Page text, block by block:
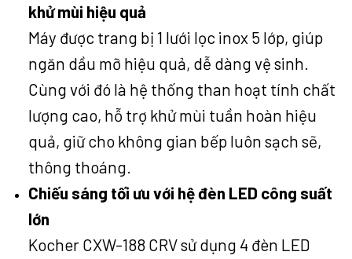
khử mùi hiệu quả
Máy được trang bị 1 lưới lọc inox 5 lớp, giúp
ngăn dầu mỡ hiệu quả, dễ dàng vệ sinh.
Cùng với đó là hệ thống than hoạt tính chất
lượng cao, hỗ trợ khử mùi tuần hoàn hiệu
quả, giữ cho không gian bếp luôn sạch sẽ,
thông thoáng.
Chiếu sáng tối ưu với hệ đèn LED công suất
lớn
Kocher CXW-188 CRV sử dụng 4 đèn LED